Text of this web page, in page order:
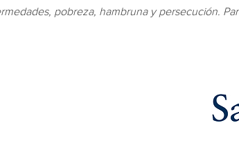
pobreza, hambruna y persecución.